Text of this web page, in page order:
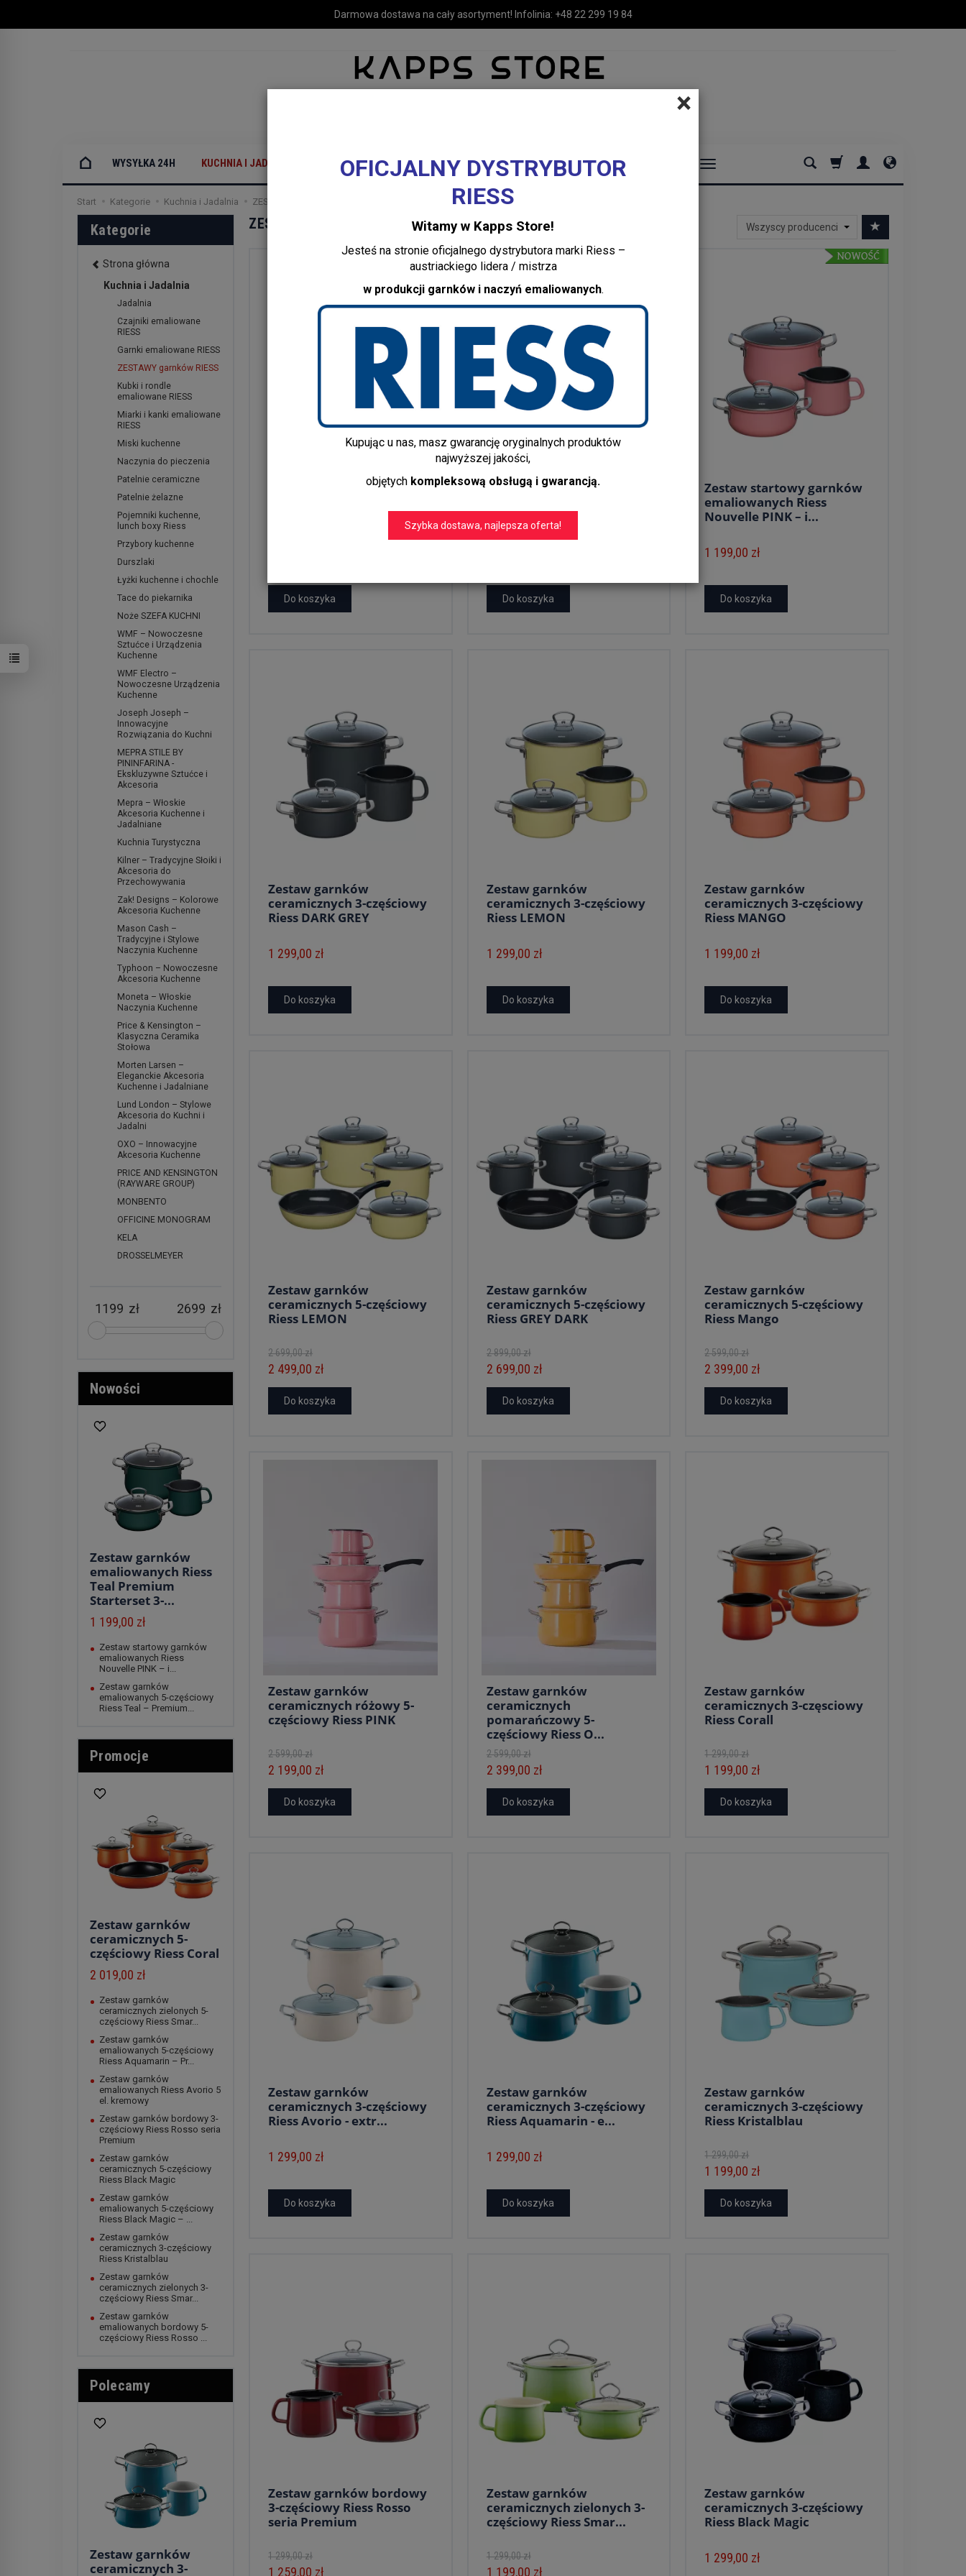
Darmowa dostawa na cały asortyment! Infolinia: +48 22 299 19 84
×
OFICJALNY DYSTRYBUTOR
RIESS
Witamy w Kapps Store!
Jesteś na stronie oficjalnego dystrybutora marki Riess –
austriackiego lidera / mistrza
w produkcji garnków i naczyń emaliowanych.
Kupując u nas, masz gwarancję oryginalnych produktów
najwyższej jakości,
objętych kompleksową obsługą i gwarancją.
Szybka dostawa, najlepsza oferta!
WYSYŁKA 24H KUCHNIA I JADALNIA MEBLE LUSTRA I OŚWIETLENIE TEKSTYLIA I DEKORACJE DOMOWE
Start Kategorie Kuchnia i Jadalnia ZESTAWY garnków RIESS
ZESTAWY garnków RIESS
Zestaw garnków
Premium Starterset 3-...
Do koszyka
Zestaw garnków
Riess Teal – Premium...
Do koszyka
Zestaw startowy garnków
emaliowanych Riess
Nouvelle PINK – i...
1 199,00 zł
Do koszyka
Zestaw garnków
ceramicznych 3-częściowy
Riess DARK GREY
1 299,00 zł
Do koszyka
Zestaw garnków
ceramicznych 3-częściowy
Riess LEMON
1 299,00 zł
Do koszyka
Zestaw garnków
ceramicznych 3-częściowy
Riess MANGO
1 199,00 zł
Do koszyka
Zestaw garnków
ceramicznych 5-częściowy
Riess LEMON
2 699,00 zł
2 499,00 zł
Do koszyka
Zestaw garnków
ceramicznych 5-częściowy
Riess GREY DARK
2 899,00 zł
2 699,00 zł
Do koszyka
Zestaw garnków
ceramicznych 5-częściowy
Riess Mango
2 599,00 zł
2 399,00 zł
Do koszyka
Zestaw garnków
ceramicznych różowy 5-
częściowy Riess PINK
2 599,00 zł
2 199,00 zł
Do koszyka
Zestaw garnków
ceramicznych
pomarańczowy 5-
częściowy Riess O...
2 599,00 zł
2 399,00 zł
Do koszyka
Zestaw garnków
ceramicznych 3-częsciowy
Riess Corall
1 299,00 zł
1 199,00 zł
Do koszyka
Zestaw garnków
ceramicznych 3-częściowy
Riess Avorio - extr...
1 299,00 zł
Do koszyka
Zestaw garnków
ceramicznych 3-częściowy
Riess Aquamarin - e...
1 299,00 zł
Do koszyka
Zestaw garnków
ceramicznych 3-częściowy
Riess Kristalblau
1 299,00 zł
1 199,00 zł
Do koszyka
Zestaw garnków bordowy
3-częściowy Riess Rosso
seria Premium
1 299,00 zł
1 259,00 zł
Zestaw garnków
ceramicznych zielonych 3-
częściowy Riess Smar...
1 299,00 zł
1 199,00 zł
Zestaw garnków
ceramicznych 3-częściowy
Riess Black Magic
1 299,00 zł
Kategorie
Strona główna
Kuchnia i Jadalnia
Jadalnia
Czajniki emaliowane
RIESS
Garnki emaliowane RIESS
ZESTAWY garnków RIESS
Kubki i rondle
emaliowane RIESS
Miarki i kanki emaliowane
RIESS
Miski kuchenne
Naczynia do pieczenia
Patelnie ceramiczne
Patelnie żelazne
Pojemniki kuchenne,
lunch boxy Riess
Przybory kuchenne
Durszlaki
Łyżki kuchenne i chochle
Tace do piekarnika
Noże SZEFA KUCHNI
WMF – Nowoczesne
Sztućce i Urządzenia
Kuchenne
WMF Electro –
Nowoczesne Urządzenia
Kuchenne
Joseph Joseph –
Innowacyjne
Rozwiązania do Kuchni
MEPRA STILE BY
PININFARINA -
Ekskluzywne Sztućce i
Akcesoria
Mepra – Włoskie
Akcesoria Kuchenne i
Jadalniane
Kuchnia Turystyczna
Kilner – Tradycyjne Słoiki i
Akcesoria do
Przechowywania
Zak! Designs – Kolorowe
Akcesoria Kuchenne
Mason Cash –
Tradycyjne i Stylowe
Naczynia Kuchenne
Typhoon – Nowoczesne
Akcesoria Kuchenne
Moneta – Włoskie
Naczynia Kuchenne
Price & Kensington –
Klasyczna Ceramika
Stołowa
Morten Larsen –
Eleganckie Akcesoria
Kuchenne i Jadalniane
Lund London – Stylowe
Akcesoria do Kuchni i
Jadalni
OXO – Innowacyjne
Akcesoria Kuchenne
PRICE AND KENSINGTON
(RAYWARE GROUP)
MONBENTO
OFFICINE MONOGRAM
KELA
DROSSELMEYER
zł zł
Nowości
Zestaw garnków
emaliowanych Riess
Teal Premium
Starterset 3-...
1 199,00 zł
Zestaw startowy garnków
emaliowanych Riess
Nouvelle PINK – i...
Zestaw garnków
emaliowanych 5-częściowy
Riess Teal – Premium...
Promocje
Zestaw garnków
ceramicznych 5-
częściowy Riess Coral
2 019,00 zł
Zestaw garnków
ceramicznych zielonych 5-
częściowy Riess Smar...
Zestaw garnków
emaliowanych 5-częściowy
Riess Aquamarin – Pr...
Zestaw garnków
emaliowanych Riess Avorio 5
el. kremowy
Zestaw garnków bordowy 3-
częściowy Riess Rosso seria
Premium
Zestaw garnków
ceramicznych 5-częściowy
Riess Black Magic
Zestaw garnków
emaliowanych 5-częściowy
Riess Black Magic – ...
Zestaw garnków
ceramicznych 3-częściowy
Riess Kristalblau
Zestaw garnków
ceramicznych zielonych 3-
częściowy Riess Smar...
Zestaw garnków
emaliowanych bordowy 5-
częściowy Riess Rosso ...
Polecamy
Zestaw garnków
ceramicznych 3-